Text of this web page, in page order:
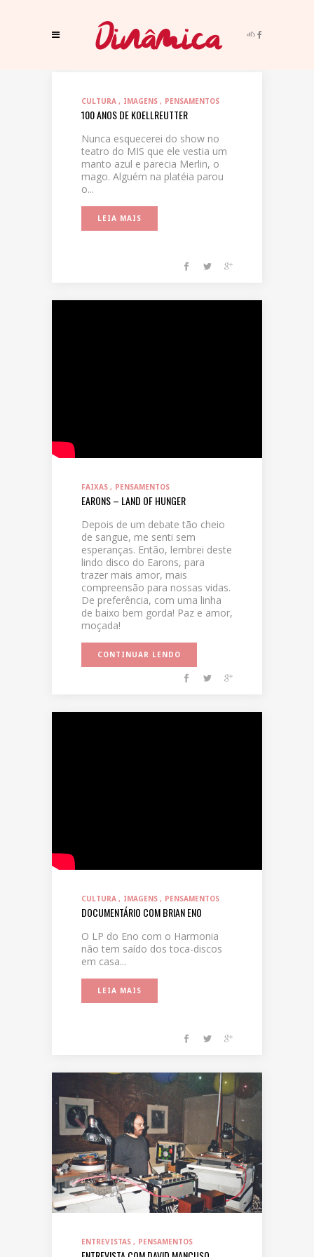
CULTURA IMAGENS PENSAMENTOS
100 ANOS DE KOELLREUTTER
Nunca esquecerei do show no
teatro do MIS que ele vestia um
manto azul e parecia Merlin, o
mago. Alguém na platéia parou
o...
LEIA MAIS
FAIXAS PENSAMENTOS
EARONS – LAND OF HUNGER
Depois de um debate tão cheio
de sangue, me senti sem
esperanças. Então, lembrei deste
lindo disco do Earons, para
trazer mais amor, mais
compreensão para nossas vidas.
De preferência, com uma linha
de baixo bem gorda! Paz e amor,
moçada!
CONTINUAR LENDO
CULTURA IMAGENS PENSAMENTOS
DOCUMENTÁRIO COM BRIAN ENO
O LP do Eno com o Harmonia
não tem saído dos toca-discos
em casa...
LEIA MAIS
ENTREVISTAS PENSAMENTOS